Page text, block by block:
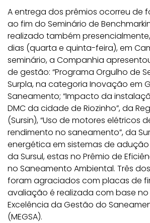
A entrega dos prêmios ocorreu de
ao fim do Seminário de
realizado também
dias (quarta e quinta-feira), em
seminário, a Companhia
de gestão: “Programa Orgulho de
Surpla, na categoria Inovação em
Saneamento; “Impacto da
DMC da cidade de Riozinho”, da
(Sursin), “Uso de motores elétricos
rendimento no saneamento”, da
energética em sistemas de
da Sursul, estas no Prêmio de
no Saneamento Ambiental. Três
foram agraciados com placas de
avaliação é realizada com base
Excelência da Gestão do
(MEGSA).